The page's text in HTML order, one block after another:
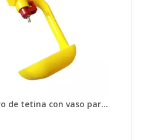
Bebedero de tetina con vaso para beber, bebederos con tetina para bebedero para pollos de engorde, gallinas ponedoras, equipo para aves de corral